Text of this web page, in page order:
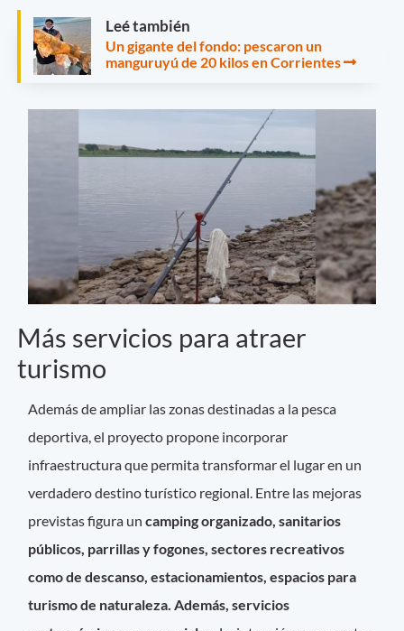
Leé también
Un gigante del fondo: pescaron un
manguruyú de 20 kilos en Corrientes
Más servicios para atraer
turismo
Además de ampliar las zonas destinadas a la pesca
deportiva, el proyecto propone incorporar
infraestructura que permita transformar el lugar en un
verdadero destino turístico regional. Entre las mejoras
previstas figura uncamping organizado, sanitarios
públicos, parrillas y fogones, sectores recreativos
como de descanso, estacionamientos, espacios para
turismo de naturaleza. Además, servicios